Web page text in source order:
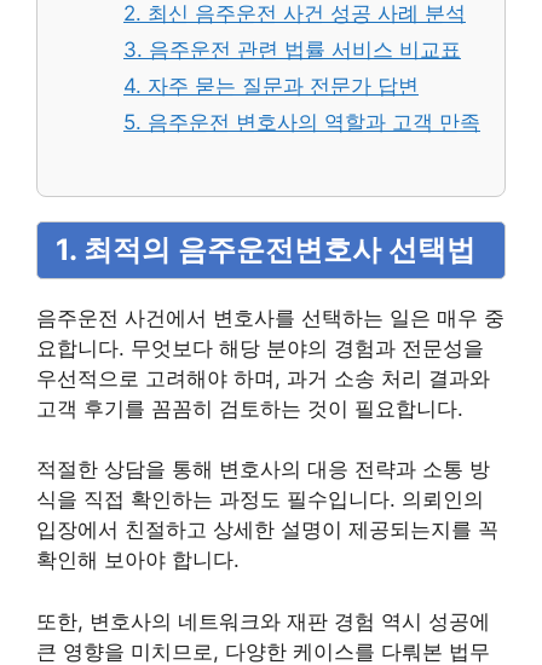
2. 최신 음주운전 사건 성공 사례 분석
3. 음주운전 관련 법률 서비스 비교표
4. 자주 묻는 질문과 전문가 답변
5. 음주운전 변호사의 역할과 고객 만족
1. 최적의 음주운전변호사 선택법
음주운전 사건에서 변호사를 선택하는 일은 매우 중
요합니다. 무엇보다 해당 분야의 경험과 전문성을
우선적으로 고려해야 하며, 과거 소송 처리 결과와
고객 후기를 꼼꼼히 검토하는 것이 필요합니다.
적절한 상담을 통해 변호사의 대응 전략과 소통 방
식을 직접 확인하는 과정도 필수입니다. 의뢰인의
입장에서 친절하고 상세한 설명이 제공되는지를 꼭
확인해 보아야 합니다.
또한, 변호사의 네트워크와 재판 경험 역시 성공에
큰 영향을 미치므로, 다양한 케이스를 다뤄본 법무